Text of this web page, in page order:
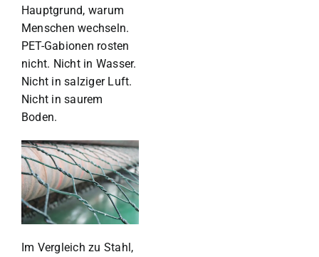
Hauptgrund, warum
Menschen wechseln.
PET-Gabionen rosten
nicht. Nicht in Wasser.
Nicht in salziger Luft.
Nicht in saurem
Boden.
Im Vergleich zu Stahl,